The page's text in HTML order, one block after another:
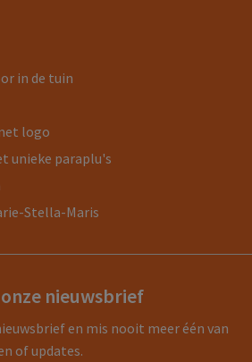
in de tuin
logo
unieke paraplu's
Stella-Maris
nieuwsbrief
en mis nooit meer één van
of updates.